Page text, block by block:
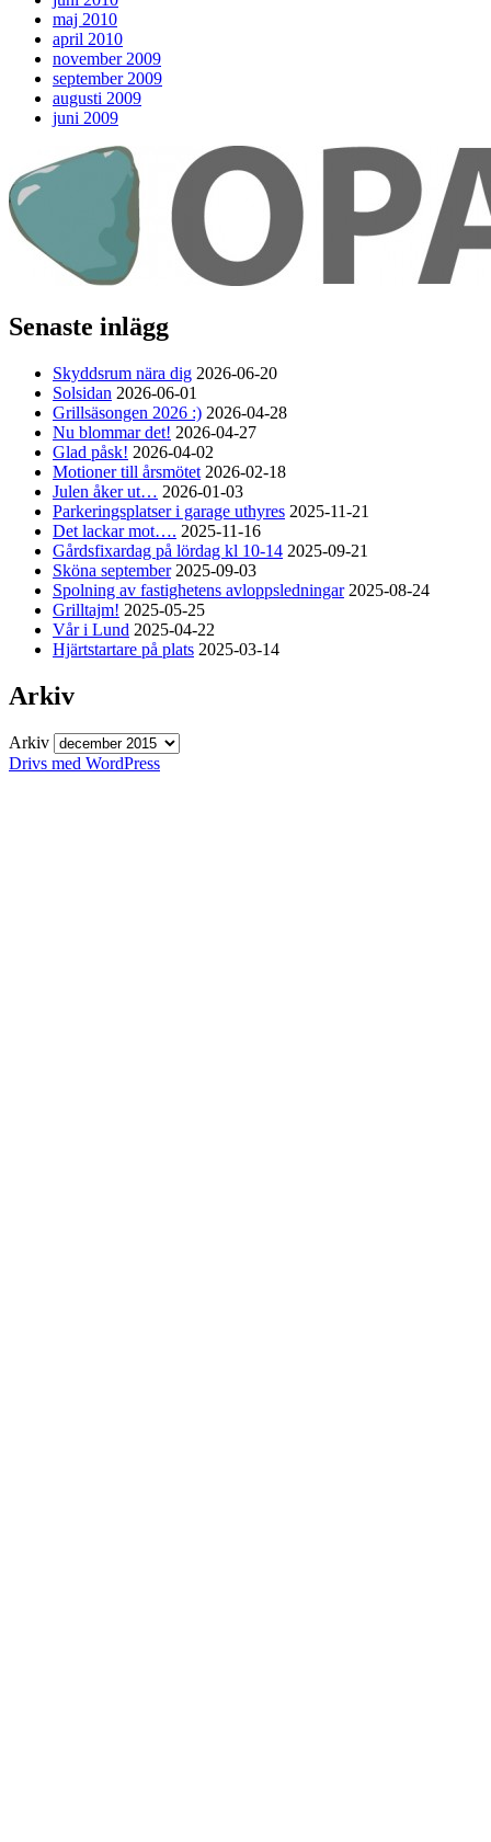
maj 2010
april 2010
november 2009
september 2009
augusti 2009
juni 2009
Senaste inlägg
Skyddsrum nära dig 2026-06-20
Solsidan 2026-06-01
Grillsäsongen 2026 :) 2026-04-28
Nu blommar det! 2026-04-27
Glad påsk! 2026-04-02
Motioner till årsmötet 2026-02-18
Julen åker ut… 2026-01-03
Parkeringsplatser i garage uthyres 2025-11-21
Det lackar mot…. 2025-11-16
Gårdsfixardag på lördag kl 10-14 2025-09-21
Sköna september 2025-09-03
Spolning av fastighetens avloppsledningar 2025-08-24
Grilltajm! 2025-05-25
Vår i Lund 2025-04-22
Hjärtstartare på plats 2025-03-14
Arkiv
Arkiv
Drivs med WordPress